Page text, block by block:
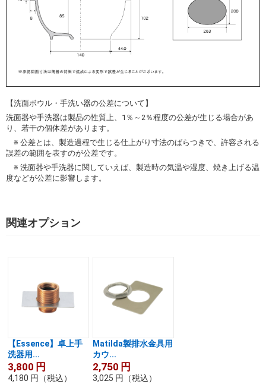
【洗面ボウル・手洗い器の公差について】
洗面器や手洗器は製品の性質上、1％～2％程度の公差が生じる場合があ
り、若干の個体差があります。
※ 公差とは、製造過程で生じる仕上がり寸法のばらつきで、許容される
誤差の範囲を表すのが公差です。
※ 洗面器や手洗器に関していえば、製造時の気温や湿度、焼き上げる温
度などが公差に影響します。
関連オプション
【Essence】卓上手
洗器用...
3,800 円
4,180 円 （税込）
Matilda製排水金具用
カウ...
2,750 円
3,025 円 （税込）